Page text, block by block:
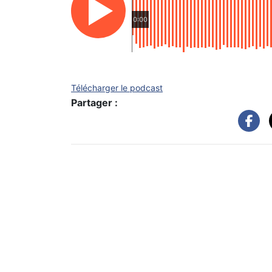
0:00
Télécharger le podcast
Partager :